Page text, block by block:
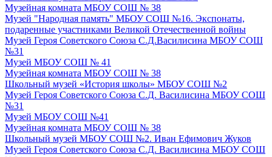
Музейная комната МБОУ СОШ № 38
Музей "Народная память" МБОУ СОШ №16. Экспонаты,
подаренные участниками Великой Отечественной войны
Музей Героя Советского Союза С.Д.Василисина МБОУ СОШ
№31
Музей МБОУ СОШ № 41
Музейная комната МБОУ СОШ № 38
Школьный музей «История школы» МБОУ СОШ №2
Музей Героя Советского Союза С.Д. Василисина МБОУ СОШ
№31
Музей МБОУ СОШ №41
Музейная комната МБОУ СОШ № 38
Школьный музей МБОУ СОШ №2. Иван Ефимович Жуков
Музей Героя Советского Союза С.Д. Василисина МБОУ СОШ